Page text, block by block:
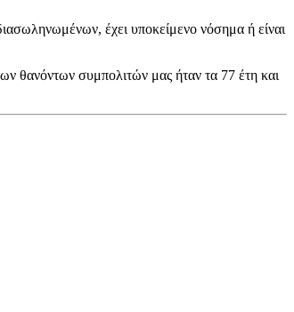
έχει υποκείμενο νόσημα ή είναι
θανόντων συμπολιτών μας ήταν τα 77 έτη και